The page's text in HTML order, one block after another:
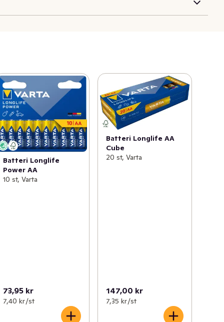
Batteri Longlife
Power AA
10 st, Varta
73,95 kr
7,40 kr /st
Batteri Longlife AA
Cube
20 st, Varta
147,00 kr
7,35 kr /st